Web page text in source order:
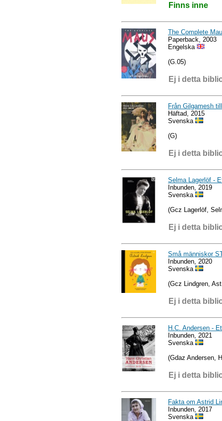
Finns inne
The Complete
Paperback, 2003
Engelska
(G.05)
Ej i detta
Från Gilgamesh
Häftad, 2015
Svenska
(G)
Ej i detta
Selma Lagerlöf -
Inbunden, 2019
Svenska
(Gcz Lagerlöf,
Ej i detta
Små människor
Inbunden, 2020
Svenska
(Gcz Lindgren,
Ej i detta
H.C. Andersen -
Inbunden, 2021
Svenska
(Gdaz Andersen,
Ej i detta
Fakta om Astrid
Inbunden, 2017
Svenska